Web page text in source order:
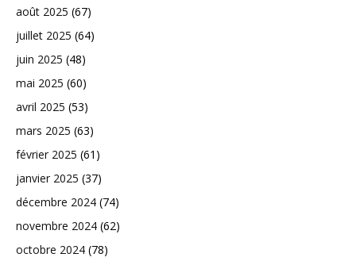
août 2025 (67)
juillet 2025 (64)
juin 2025 (48)
mai 2025 (60)
avril 2025 (53)
mars 2025 (63)
février 2025 (61)
janvier 2025 (37)
décembre 2024 (74)
novembre 2024 (62)
octobre 2024 (78)